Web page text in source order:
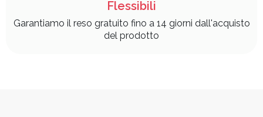
Flessibili
Garantiamo il reso gratuito fino a 14 giorni dall'acquisto
del prodotto